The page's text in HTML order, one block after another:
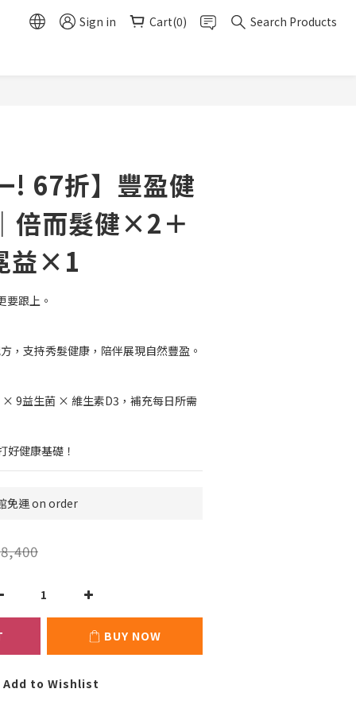
Sign in Cart(0)
Search Products
! 67折】豐盈健
倍而髮健×2＋
益×1
要跟上。
，支持秀髮健康，陪伴展現自然豐盈。
9益生菌 × 維生素D3，補充每日所需
好健康基礎！
免運 on order
BUY NOW
Add to Wishlist